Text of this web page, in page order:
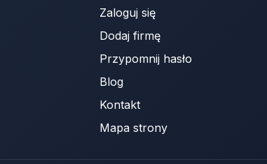
Zaloguj się
Dodaj firmę
Przypomnij hasło
Blog
Kontakt
Mapa strony